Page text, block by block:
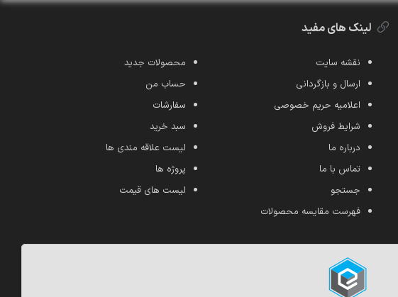
لینک های مفید
نقشه سایت
ارسال و بازگردانی
اعلامیه حریم خصوصی
شرایط فروش
درباره ما
تماس با ما
جستجو
فهرست مقایسه محصولات
محصولات جدید
حساب من
سفارشات
سبد خرید
لیست علاقه مندی ها
پروژه ها
لیست های قیمت